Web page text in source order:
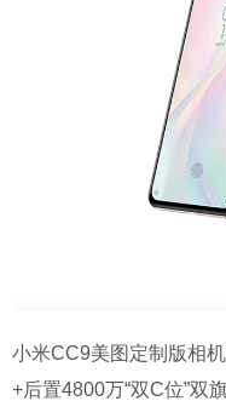
小米CC9美图定制版相
+后置4800万“双C位”双